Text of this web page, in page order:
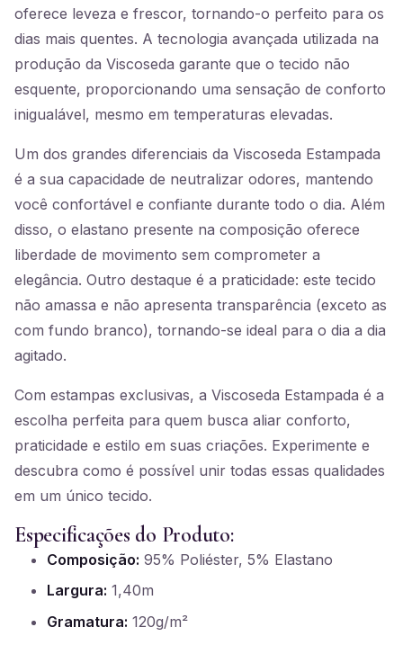
oferece leveza e frescor, tornando-o perfeito para os
dias mais quentes. A tecnologia avançada utilizada na
produção da Viscoseda garante que o tecido não
esquente, proporcionando uma sensação de conforto
inigualável, mesmo em temperaturas elevadas.
Um dos grandes diferenciais da Viscoseda Estampada
é a sua capacidade de neutralizar odores, mantendo
você confortável e confiante durante todo o dia. Além
disso, o elastano presente na composição oferece
liberdade de movimento sem comprometer a
elegância. Outro destaque é a praticidade: este tecido
não amassa e não apresenta transparência (exceto as
com fundo branco), tornando-se ideal para o dia a dia
agitado.
Com estampas exclusivas, a Viscoseda Estampada é a
escolha perfeita para quem busca aliar conforto,
praticidade e estilo em suas criações. Experimente e
descubra como é possível unir todas essas qualidades
em um único tecido.
Especificações do Produto:
Composição: 95% Poliéster, 5% Elastano
Largura: 1,40m
Gramatura: 120g/m²